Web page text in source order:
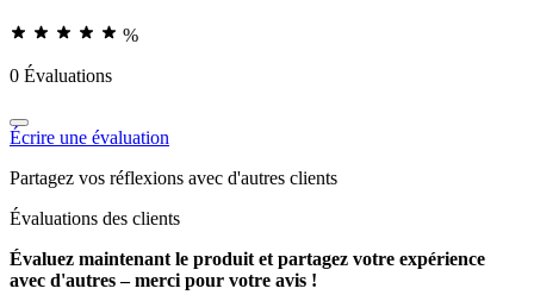
%
0 Évaluations
Écrire une évaluation
Partagez vos réflexions avec d'autres clients
Évaluations des clients
Évaluez maintenant le produit et partagez votre expérience
avec d'autres – merci pour votre avis !